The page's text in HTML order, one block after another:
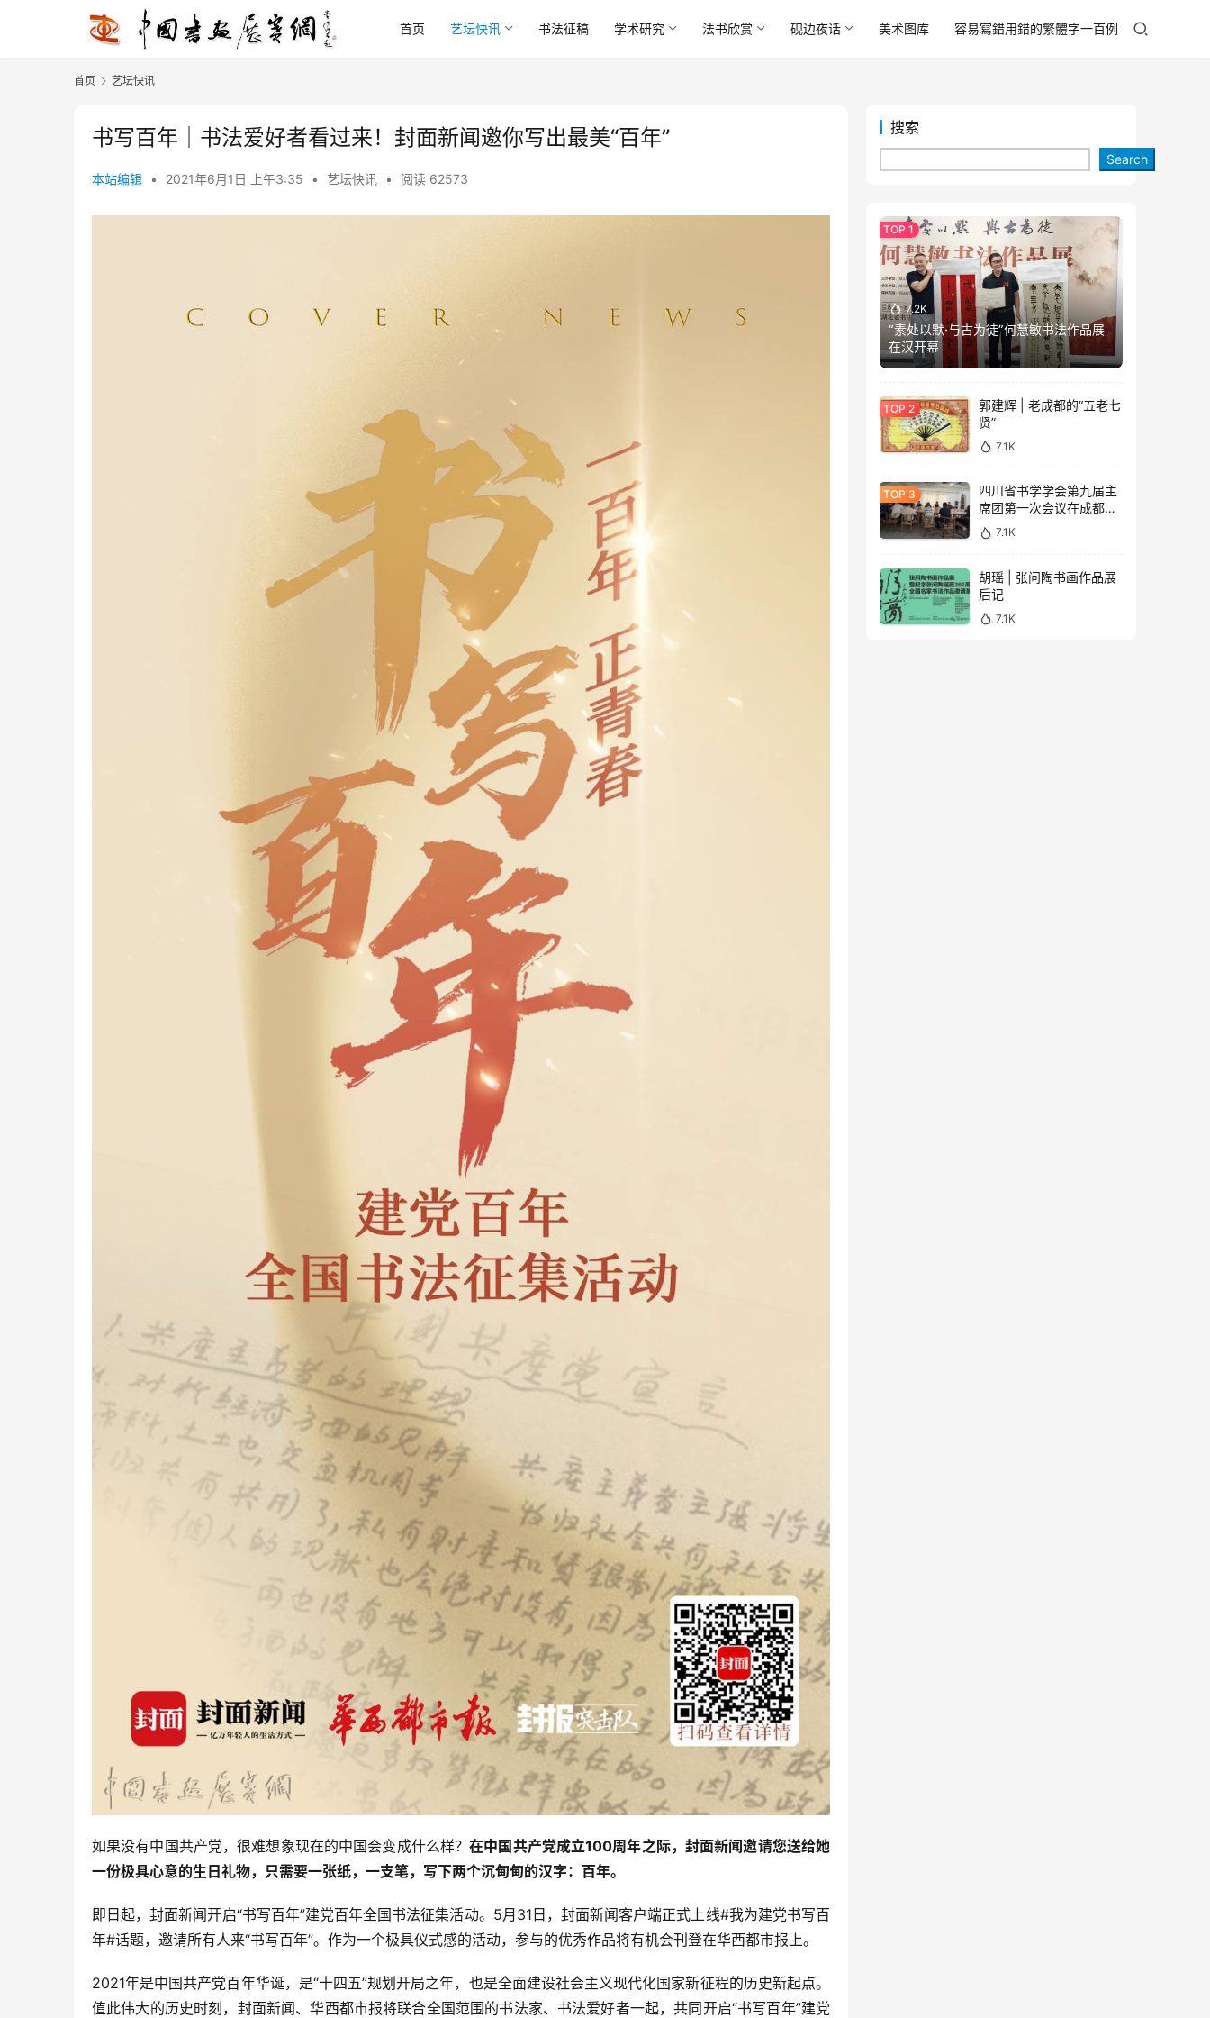
首页 艺坛快讯 书法征稿 学术研究 法书欣赏 砚边夜话 美术图库 容易寫錯用錯的繁體字一百例
首页 艺坛快讯
书写百年｜书法爱好者看过来！封面新闻邀你写出最美“百年”
本站编辑 • 2021年6月1日 上午3:35 • 艺坛快讯 • 阅读 62573
如果没有中国共产党，很难想象现在的中国会变成什么样？在中国共产党成立100周年之际，封面新闻邀请您送给她
一份极具心意的生日礼物，只需要一张纸，一支笔，写下两个沉甸甸的汉字：百年。
即日起，封面新闻开启“书写百年”建党百年全国书法征集活动。5月31日，封面新闻客户端正式上线#我为建党书写百
年#话题，邀请所有人来“书写百年”。作为一个极具仪式感的活动，参与的优秀作品将有机会刊登在华西都市报上。
2021年是中国共产党百年华诞，是“十四五”规划开局之年，也是全面建设社会主义现代化国家新征程的历史新起点。
值此伟大的历史时刻，封面新闻、华西都市报将联合全国范围的书法家、书法爱好者一起，共同开启“书写百年”建党
搜索
Search
7.2K
“素处以默·与古为徒”何慧敏书法作品展
在汉开幕
郭建辉 | 老成都的“五老七
贤”
7.1K
四川省书学学会第九届主
席团第一次会议在成都召
开（附学会专委会成员名
单）
7.1K
胡瑶 | 张问陶书画作品展
后记
7.1K